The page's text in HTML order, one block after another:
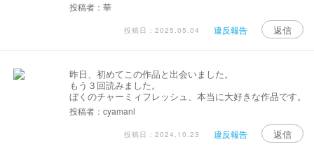
投稿者：華
投稿日：2025.05.04 違反報告 返信
昨日、初めてこの作品と出会いました。
もう３回読みました。
ぼくのチャーミィフレッシュ、本当に大好きな作品です。
投稿者：cyamanl
投稿日：2024.10.23 違反報告 返信